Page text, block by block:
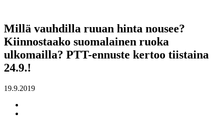
Millä vauhdilla ruuan hinta nousee?
Kiinnostaako suomalainen ruoka
ulkomailla? PTT-ennuste kertoo tiistaina
24.9.!
19.9.2019